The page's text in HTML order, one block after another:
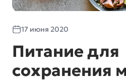
17 июня 2020
Питание для
сохранения